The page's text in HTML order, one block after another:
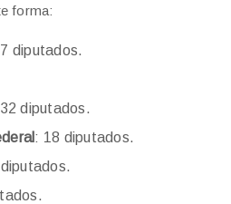
forma:
diputados.
diputados.
: 18 diputados.